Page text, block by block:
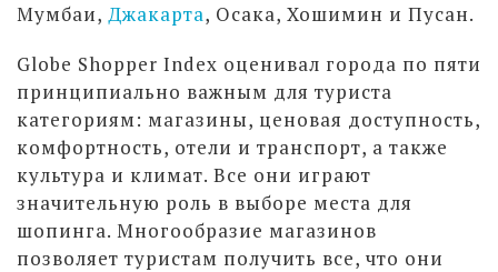
Мумбаи, Джакарта, Осака, Хошимин и Пусан.
Globe Shopper Index оценивал города по пяти
принципиально важным для туриста
категориям: магазины, ценовая доступность,
комфортность, отели и транспорт, а также
культура и климат. Все они играют
значительную роль в выборе места для
шопинга. Многообразие магазинов
позволяет туристам получить все, что они